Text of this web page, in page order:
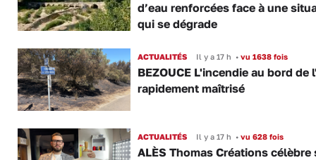
d’eau renforcées face à une
qui se dégrade
ACTUALITÉS Il y a 17 h •vu 1638 fois
BEZOUCE L'incendie au bord de
rapidement maîtrisé
ACTUALITÉS Il y a 17 h •vu 628 fois
ALÈS Thomas Créations célèbre